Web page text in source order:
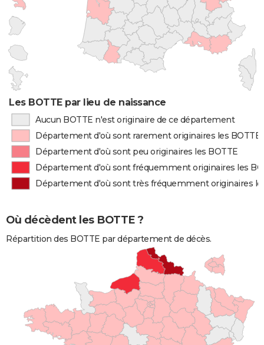
Les BOTTE par lieu de naissance
Aucun BOTTE n'est originaire de ce département
Département d'où sont rarement originaires les BOTTE
Département d'où sont peu originaires les BOTTE
Département d'où sont fréquemment originaires les
Département d'où sont très fréquemment originaires
Où décèdent les BOTTE ?
Répartition des BOTTE par département de décès.